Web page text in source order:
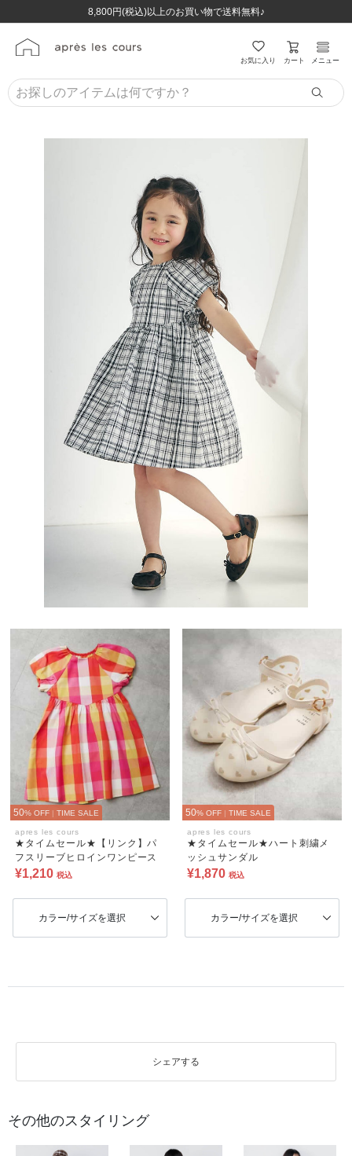
8,800円(税込)以上のお買い物で送料無料♪
ほぼ全品半額！！8/12(水)お昼12:59まで！！
8,800円(税込)以上のお買い物で送料無料♪
ほぼ全品半額！！8/12(水)お昼12:59まで！！
お気に入り カート メニュー
50% OFF | TIME SALE
apres les cours
★タイムセール★【リンク】パ
フスリーブヒロインワンピース
¥1,210 税込
カラー/サイズを選択
50% OFF | TIME SALE
apres les cours
★タイムセール★ハート刺繍メ
ッシュサンダル
¥1,870 税込
カラー/サイズを選択
シェアする
その他のスタイリング